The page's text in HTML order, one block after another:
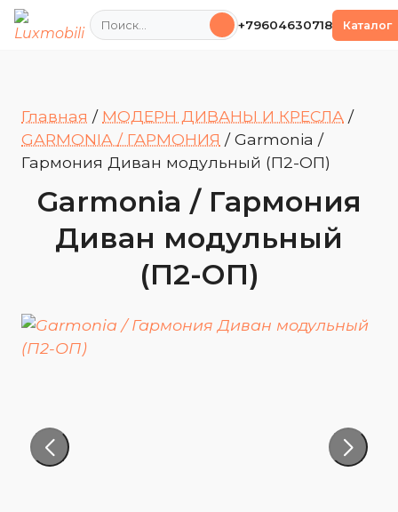
Поиск +79604630718 Каталог
Главная / МОДЕРН ДИВАНЫ И КРЕСЛА /
GARMONIA / ГАРМОНИЯ /Garmonia /
Гармония Диван модульный (П2-ОП)
Garmonia / Гармония
Диван модульный
(П2-ОП)